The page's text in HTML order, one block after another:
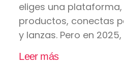
eliges una
productos, conectas
y lanzas. Pero en 2025,
Leer más